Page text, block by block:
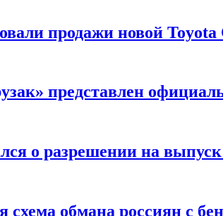
продажи новой
представлен
о разрешении на
схема обмана россиян с